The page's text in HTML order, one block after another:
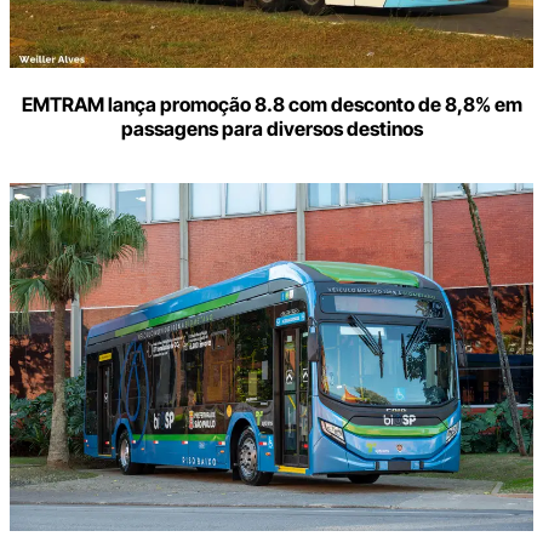
EMTRAM lança promoção 8.8 com desconto de 8,8% em
passagens para diversos destinos